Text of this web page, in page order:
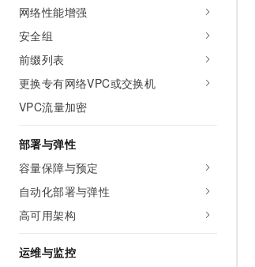
网络性能增强
安全组
前缀列表
更换专有网络VPC或交换机
VPC流量加密
部署与弹性
容量保障与预定
自动化部署与弹性
高可用架构
运维与监控